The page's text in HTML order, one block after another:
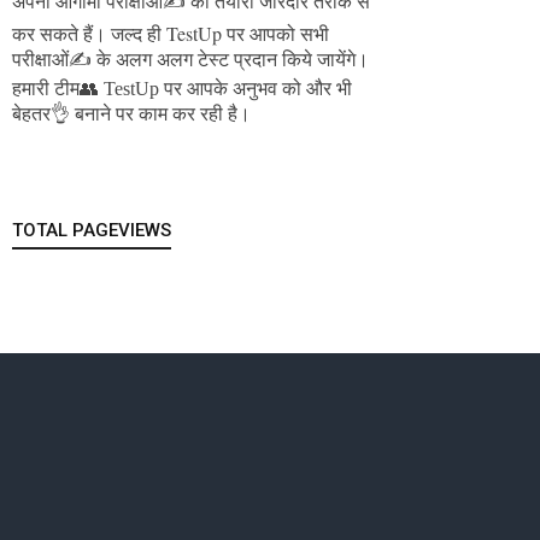
कर सकते हैं।जल्द ही TestUp पर आपको सभी
परीक्षाओं✍️ के अलग अलग टेस्ट प्रदान किये जायेंगे।
हमारी टीम👥 TestUp पर आपके अनुभव को और भी
बेहतर👌 बनाने पर काम कर रही है।
TOTAL PAGEVIEWS